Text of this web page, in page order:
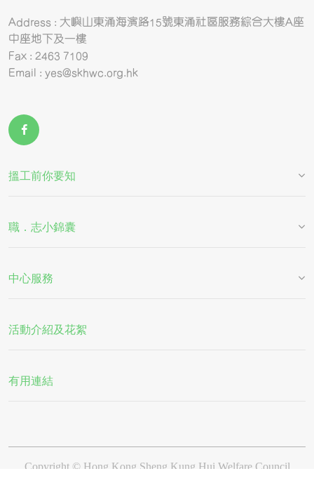
Address : 大嶼山東涌海濱路15號東涌社區服務綜合大樓A座
中座地下及一樓
Fax : 2463 7109
Email : yes@skhwc.org.hk
搵工前你要知
職．志小錦囊
中心服務
活動介紹及花絮
有用連結
Copyright © Hong Kong Sheng Kung Hui Welfare Council